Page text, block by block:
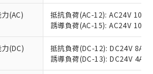
(AC)
抵抗負荷(AC-12): AC24V 10A/
誘導負荷(AC-15): AC24V
(DC)
抵抗負荷(DC-12): DC24V 8A/
誘導負荷(DC-13): DC24V 4A/
RoHS指令（10物質）の
製品が提供可能な商品で
指令（10物質）の非含
に切り替える予定のある